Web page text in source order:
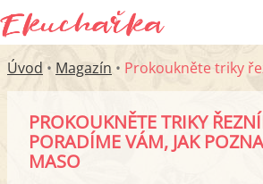
Úvod • Magazín • Prokoukněte triky řezníků.
PROKOUKNĚTE TRIKY
PORADÍME VÁM, JAK
MASO